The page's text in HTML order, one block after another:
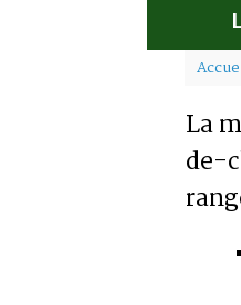
La
de-